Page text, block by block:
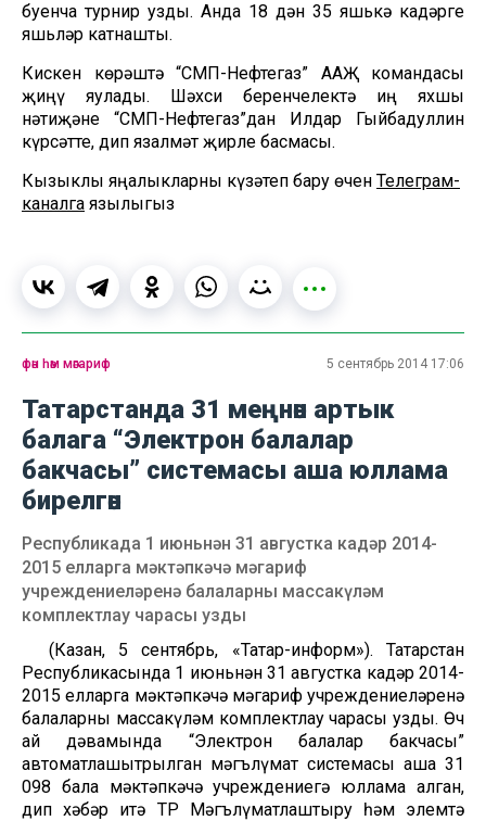
буенча турнир узды. Анда 18 дән 35 яшькә кадәрге
яшьләр катнашты.
Кискен көрәштә “СМП-Нефтегаз” ААҖ командасы
җиңү яулады. Шәхси беренчелектә иң яхшы
нәтиҗәне “СМП-Нефтегаз”дан Илдар Гыйбадуллин
күрсәтте, дип язаӘлмәт җирле басмасы.
Кызыклы яңалыкларны күзәтеп бару өчен Телеграм-
каналга язылыгыз
фән һәм мәгариф 5 сентябрь 2014 17:06
Татарстанда 31 меңнән артык
балага “Электрон балалар
бакчасы” системасы аша юллама
бирелгән
Республикада 1 июньнән 31 августка кадәр 2014-
2015 елларга мәктәпкәчә мәгариф
учреждениеләренә балаларны массакүләм
комплектлау чарасы узды
(Казан, 5 сентябрь, «Татар-информ»). Татарстан
Республикасында 1 июньнән 31 августка кадәр 2014-
2015 елларга мәктәпкәчә мәгариф учреждениеләренә
балаларны массакүләм комплектлау чарасы узды. Өч
ай дәвамында “Электрон балалар бакчасы”
автоматлашытрылган мәгълүмат системасы аша 31
098 бала мәктәпкәчә учреждениегә юллама алган,
дип хәбәр итә ТР Мәгълүматлаштыру һәм элемтә